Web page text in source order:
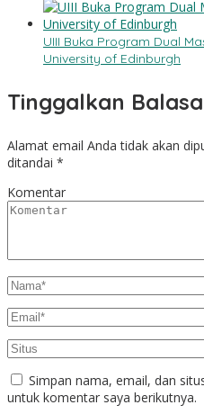
UIII Buka Program Dual
University of Edinburgh
Tinggalkan
Alamat email Anda tidak akan
ditandai *
Komentar
Simpan nama, email, dan
untuk komentar saya berikutnya.